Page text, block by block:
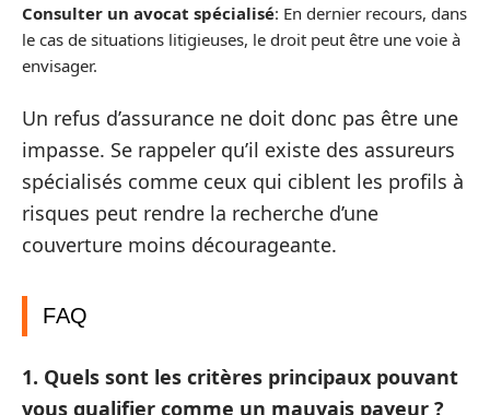
Consulter un avocat spécialisé: En dernier recours, dans
le cas de situations litigieuses, le droit peut être une voie à
envisager.
Un refus d’assurance ne doit donc pas être une
impasse. Se rappeler qu’il existe des assureurs
spécialisés comme ceux qui ciblent les profils à
risques peut rendre la recherche d’une
couverture moins décourageante.
FAQ
1. Quels sont les critères principaux pouvant
vous qualifier comme un mauvais payeur ?